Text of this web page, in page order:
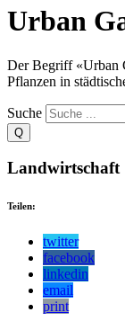
Urban
Der Begriff «Urban
Pflanzen in
Suche
Landwirtschaft
Teilen:
twitter
facebook
linkedin
email
print